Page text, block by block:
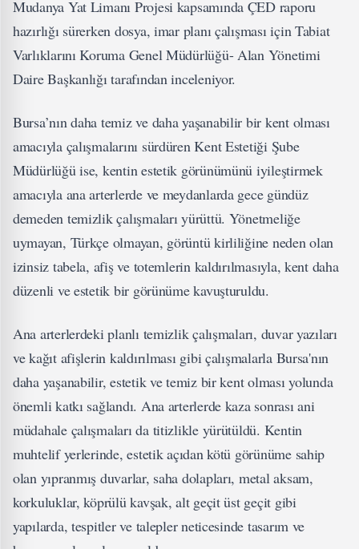
Mudanya Yat Limanı Projesi kapsamında ÇED raporu
hazırlığı sürerken dosya, imar planı çalışması için Tabiat
Varlıklarını Koruma Genel Müdürlüğü- Alan Yönetimi
Daire Başkanlığı tarafından inceleniyor.
Bursa’nın daha temiz ve daha yaşanabilir bir kent olması
amacıyla çalışmalarını sürdüren Kent Estetiği Şube
Müdürlüğü ise, kentin estetik görünümünü iyileştirmek
amacıyla ana arterlerde ve meydanlarda gece gündüz
demeden temizlik çalışmaları yürüttü. Yönetmeliğe
uymayan, Türkçe olmayan, görüntü kirliliğine neden olan
izinsiz tabela, afiş ve totemlerin kaldırılmasıyla, kent daha
düzenli ve estetik bir görünüme kavuşturuldu.
Ana arterlerdeki planlı temizlik çalışmaları, duvar yazıları
ve kağıt afişlerin kaldırılması gibi çalışmalarla Bursa'nın
daha yaşanabilir, estetik ve temiz bir kent olması yolunda
önemli katkı sağlandı. Ana arterlerde kaza sonrası ani
müdahale çalışmaları da titizlikle yürütüldü. Kentin
muhtelif yerlerinde, estetik açıdan kötü görünüme sahip
olan yıpranmış duvarlar, saha dolapları, metal aksam,
korkuluklar, köprülü kavşak, alt geçit üst geçit gibi
yapılarda, tespitler ve talepler neticesinde tasarım ve